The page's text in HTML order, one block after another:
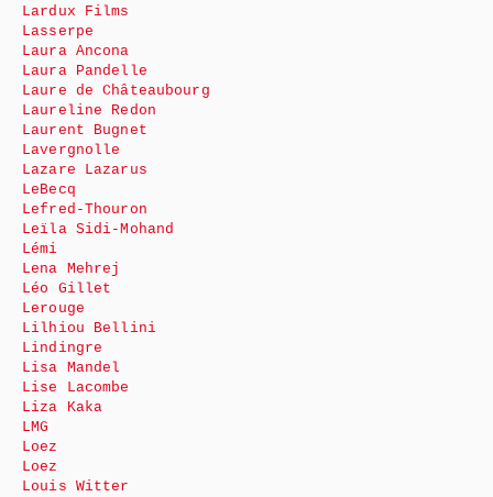
Lardux Films
Lasserpe
Laura Ancona
Laura Pandelle
Laure de Châteaubourg
Laureline Redon
Laurent Bugnet
Lavergnolle
Lazare Lazarus
LeBecq
Lefred-Thouron
Leïla Sidi-Mohand
Lémi
Lena Mehrej
Léo Gillet
Lerouge
Lilhiou Bellini
Lindingre
Lisa Mandel
Lise Lacombe
Liza Kaka
LMG
Loez
Loez
Louis Witter